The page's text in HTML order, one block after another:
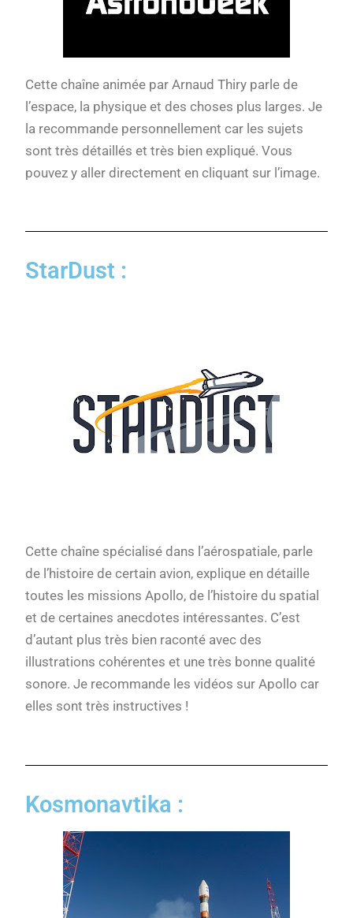
Cette chaîne animée par Arnaud Thiry parle de
l’espace, la physique et des choses plus larges. Je
la recommande personnellement car les sujets
sont très détaillés et très bien expliqué. Vous
pouvez y aller directement en cliquant sur l’image.
StarDust :
Cette chaîne spécialisé dans l’aérospatiale, parle
de l’histoire de certain avion, explique en détaille
toutes les missions Apollo, de l’histoire du spatial
et de certaines anecdotes intéressantes. C’est
d’autant plus très bien raconté avec des
illustrations cohérentes et une très bonne qualité
sonore. Je recommande les vidéos sur Apollo car
elles sont très instructives !
Kosmonavtika :